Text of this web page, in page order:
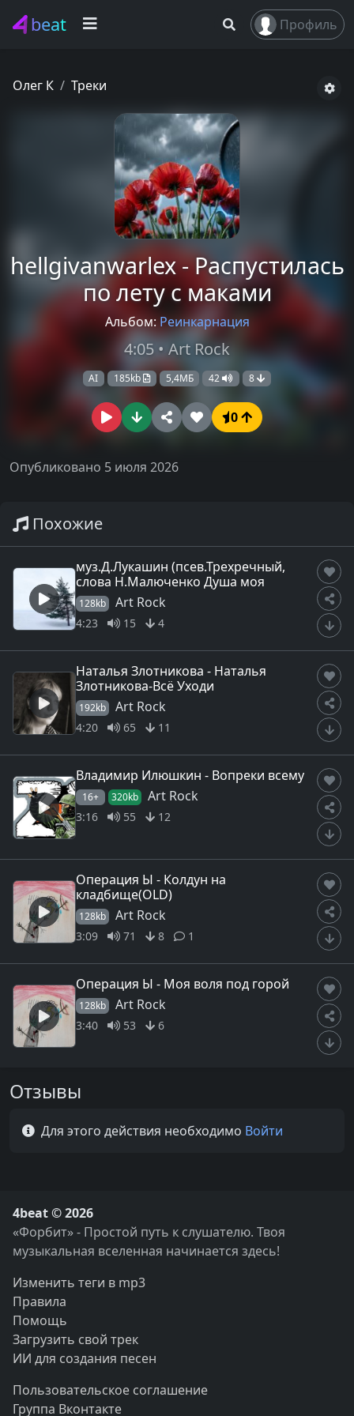
beat Профиль
Олег К Треки
hellgivanwarlex - Распустилась
по лету с маками
Альбом: Реинкарнация
4:05 • Art Rock
AI 185kb 5,4МБ 42 8
0
Опубликовано 5 июля 2026
Похожие
муз.Д.Лукашин (псев.Трехречный,
слова Н.Малюченко Душа моя
128kb Art Rock
4:23 15 4
Наталья Злотникова - Наталья
Злотникова-Всё Уходи
192kb Art Rock
4:20 65 11
Владимир Илюшкин - Вопреки всему
16+ 320kb Art Rock
3:16 55 12
Операция Ы - Колдун на
кладбище(OLD)
128kb Art Rock
3:09 71 8 1
Операция Ы - Моя воля под горой
128kb Art Rock
3:40 53 6
Отзывы
Для этого действия необходимо Войти
4beat © 2026
«Форбит» - Простой путь к слушателю. Твоя
музыкальная вселенная начинается здесь!
Изменить теги в mp3
Правила
Помощь
Загрузить свой трек
ИИ для создания песен
Пользовательское соглашение
Группа Вконтакте